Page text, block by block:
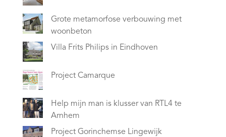
Grote metamorfose verbouwing met
woonbeton
Villa Frits Philips in Eindhoven
Project Camarque
Help mijn man is klusser van RTL4 te
Arnhem
Project Gorinchemse Lingewijk